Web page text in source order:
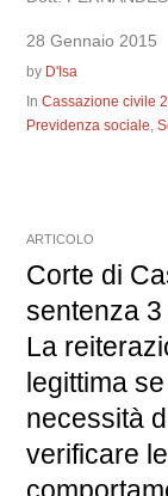
28 Gennaio 2015
by D'Isa
InCassazione civile
Previdenza sociale,
ARTICOLO
Corte di
sentenza
La
legittima
necessità
verificare